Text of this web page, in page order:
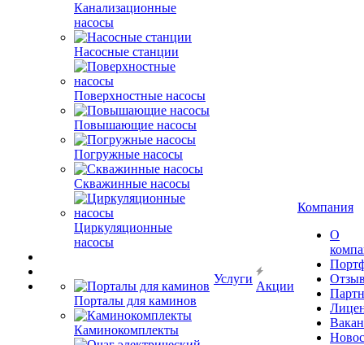
Канализационные
насосы
Насосные станции
Поверхностные насосы
Повышающие насосы
Погружные насосы
Скважинные насосы
Циркуляционные
насосы
Порталы для каминов
Каминокомплекты
Услуги
Акции
Компания
О